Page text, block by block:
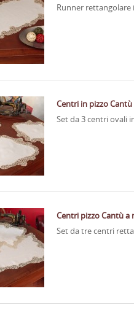
Runner rettangolare
Centri in pizzo
Set da 3 centri ovali
Centri pizzo Cantù
Set da tre centri